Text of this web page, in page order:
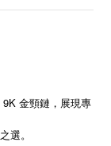
金頸鏈，展現專
選。